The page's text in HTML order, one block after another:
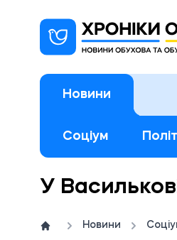
Новини
Соціум
У
Новини